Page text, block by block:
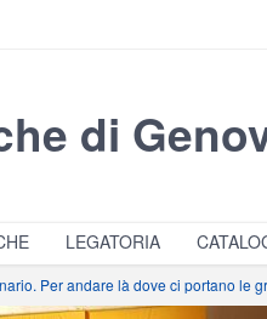
di
LEGATORIA
Per andare là dove ci portano le